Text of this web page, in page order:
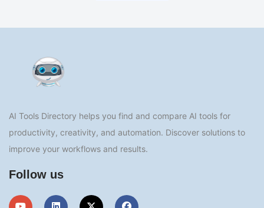
AI Tools Directory helps you find and compare AI tools for
productivity, creativity, and automation. Discover solutions to
improve your workflows and results.
Follow us